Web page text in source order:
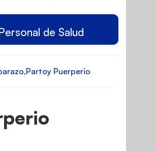
de Salud
Puerperio